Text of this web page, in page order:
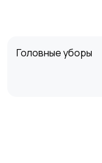
Головные уборы